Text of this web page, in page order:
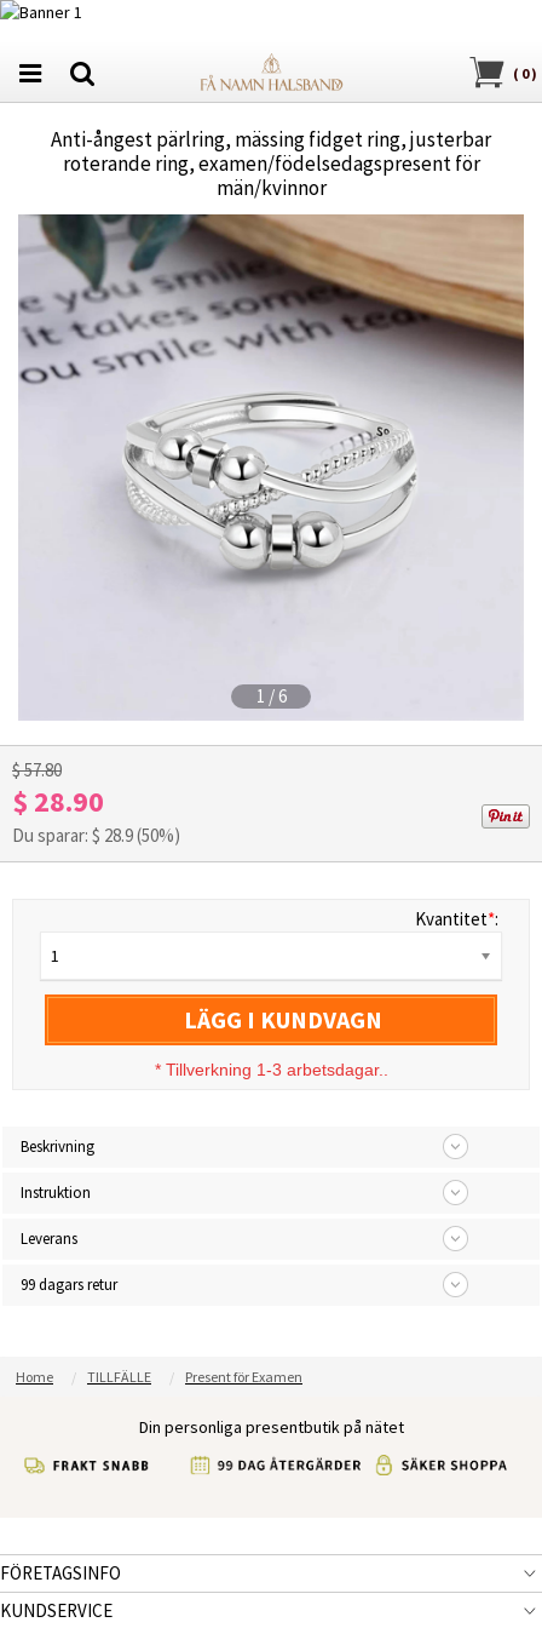
( 0)
Anti-ångest pärlring, mässing fidget ring, justerbar
roterande ring, examen/födelsedagspresent för
män/kvinnor
1 /6
$ 57.80
$ 28.90
Du sparar: $ 28.9(50%)
Kvantitet*:
1
LÄGG I KUNDVAGN
* Tillverkning 1-3 arbetsdagar..
Beskrivning
Instruktion
Leverans
99 dagars retur
Home TILLFÄLLE Present för Examen
Din personliga presentbutik på nätet
FÖRETAGSINFO
KUNDSERVICE